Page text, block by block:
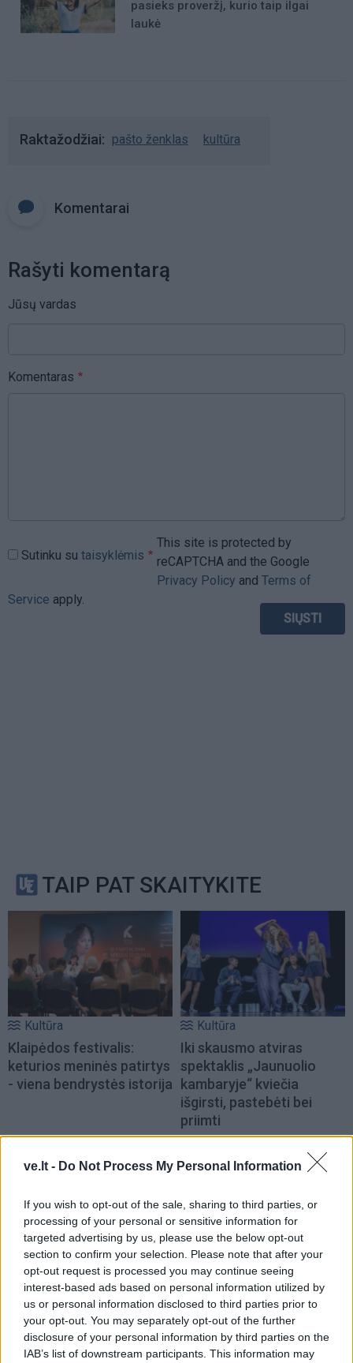
ve.lt - Do Not Process My Personal Information
If you wish to opt-out of the sale, sharing to third parties, or
processing of your personal or sensitive information for
targeted advertising by us, please use the below opt-out
section to confirm your selection. Please note that after your
opt-out request is processed you may continue seeing
interest-based ads based on personal information utilized by
us or personal information disclosed to third parties prior to
your opt-out. You may separately opt-out of the further
disclosure of your personal information by third parties on the
IAB’s list of downstream participants. This information may
pasieks proveržį, kurio taip ilgai
laukė
Raktažodžiai pašto ženklas kultūra
Komentarai
Rašyti komentarą
Jūsų vardas
Komentaras
Sutinku su taisyklėmis
This site is protected by
reCAPTCHA and the Google
Privacy Policy and Terms of
Service apply.
TAIP PAT SKAITYKITE
Kultūra
Klaipėdos festivalis:
keturios meninės patirtys
- viena bendrystės istorija
Kultūra
Iki skausmo atviras
spektaklis „Jaunuolio
kambaryje“ kviečia
išgirsti, pastebėti bei
priimti
Kultūra
Klaipėdoje prasidėjo
„Jauno teatro dienos“:
vakare miestiečių laukia
nemokami susitikimai su
teatro kūrėjais
Kultūra
Matyti kitaip: realybės
transformacija Ugnės
Mitigailaitės tapybos
parodoje